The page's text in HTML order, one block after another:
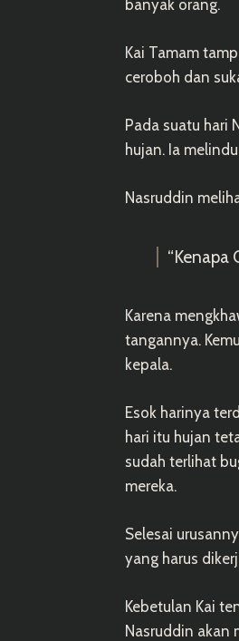
banyak orang.
Kai Tamam
ceroboh dan
Pada suatu hari
hujan. Ia
Nasruddin
“Kenapa
Karena
tangannya.
kepala.
Esok harinya
hari itu hujan
sudah terlihat
mereka.
Selesai
yang harus
Kebetulan Kai
Nasruddin akan